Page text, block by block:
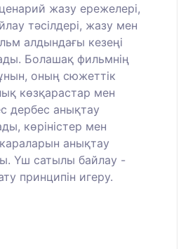
жазу ережелері,
тәсілдері, жазу мен
алдындағы кезеңі
Болашақ фильмнің
оның сюжеттік
көзқарастар мен
дербес анықтау
көріністер мен
анықтау
Үш сатылы байлау -
принципін игеру.